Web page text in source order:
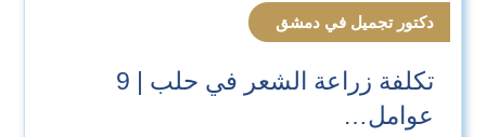
دكتور تجميل في دمشق
تكلفة زراعة الشعر في حلب | 9
عوامل…